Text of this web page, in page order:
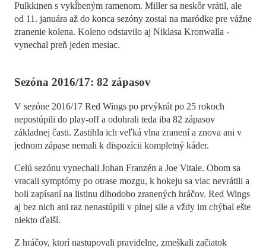
Pulkkinen s vykĺbeným ramenom. Miller sa neskôr vrátil, ale
od 11. januára až do konca sezóny zostal na maródke pre vážne
zranenie kolena. Koleno odstavilo aj Niklasa Kronwalla -
vynechal preň jeden mesiac.
Sezóna 2016/17: 82 zápasov
V sezóne 2016/17 Red Wings po prvýkrát po 25 rokoch
nepostúpili do play-off a odohrali teda iba 82 zápasov
základnej časti. Zastihla ich veľká vlna zranení a znova ani v
jednom zápase nemali k dispozícii kompletný káder.
Celú sezónu vynechali Johan Franzén a Joe Vitale. Obom sa
vracali symptómy po otrase mozgu, k hokeju sa viac nevrátili a
boli zapísaní na listinu dlhodobo zranených hráčov. Red Wings
aj bez nich ani raz nenastúpili v plnej sile a vždy im chýbal ešte
niekto ďalší.
Z hráčov, ktorí nastupovali pravidelne, zmeškali začiatok